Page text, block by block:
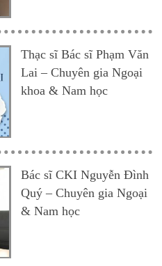
Thạc sĩ Bác sĩ Phạm Văn
Lai – Chuyên gia Ngoại
khoa & Nam học
Bác sĩ CKI Nguyễn Đình
Quý – Chuyên gia Ngoại
& Nam học